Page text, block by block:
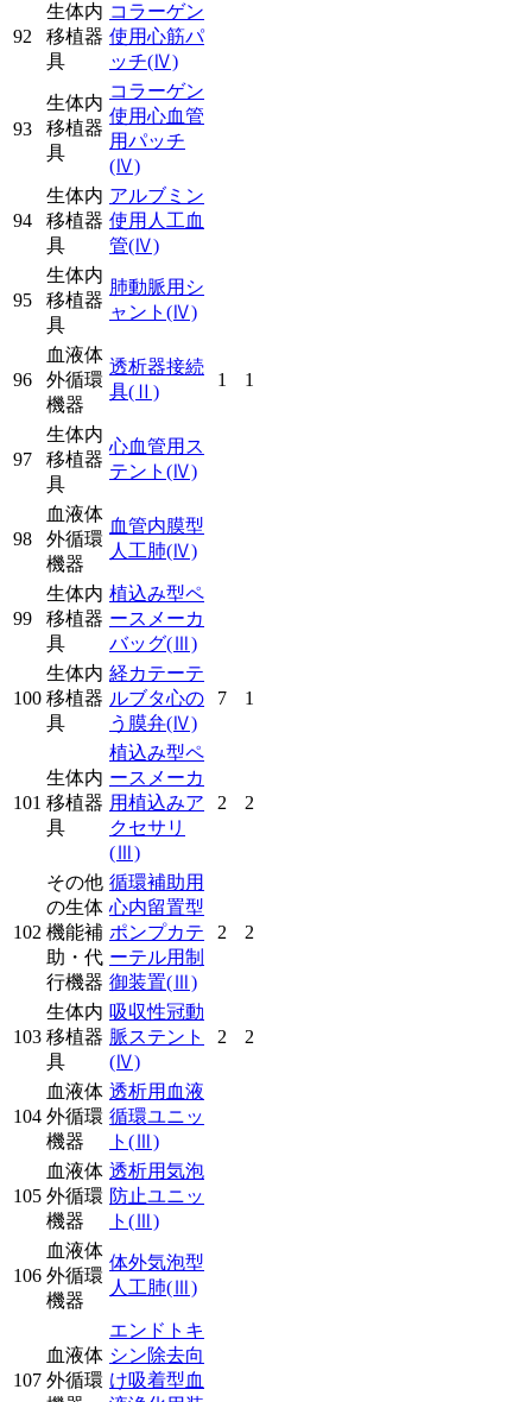
92
生体内
移植器
具
コラーゲン
使用心筋パ
ッチ(Ⅳ)
93
生体内
移植器
具
コラーゲン
使用心血管
用パッチ
(Ⅳ)
94
生体内
移植器
具
アルブミン
使用人工血
管(Ⅳ)
95
生体内
移植器
具
肺動脈用シ
ャント (Ⅳ)
96
血液体
外循環
機器
透析器接続
具(Ⅱ)
1 1
97
生体内
移植器
具
心血管用ス
テント (Ⅳ)
98
血液体
外循環
機器
血管内膜型
人工肺(Ⅳ)
99
生体内
移植器
具
植込み型ペ
ースメーカ
バッグ(Ⅲ)
100
生体内
移植器
具
経カテーテ
ルブタ心の
う膜弁(Ⅳ)
7 1
101
生体内
移植器
具
植込み型ペ
ースメーカ
用植込みア
クセサリ
(Ⅲ)
2 2
102
その他
の生体
機能補
助・代
行機器
循環補助用
心内留置型
ポンプカテ
ーテル用制
御装置(Ⅲ)
2 2
103
生体内
移植器
具
吸収性冠動
脈ステント
(Ⅳ)
2 2
104
血液体
外循環
機器
透析用血液
循環ユニッ
ト (Ⅲ)
105
血液体
外循環
機器
透析用気泡
防止ユニッ
ト (Ⅲ)
106
血液体
外循環
機器
体外気泡型
人工肺(Ⅲ)
107
血液体
外循環
エンドトキ
シン除去向
け吸着型血